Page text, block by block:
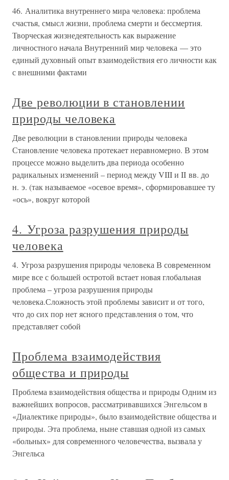
46. Аналитика внутреннего мира человека: проблема
счастья, смысл жизни, проблема смерти и бессмертия.
Творческая жизнедеятельность как выражение
личностного начала Внутренний мир человека — это
единый духовный опыт взаимодействия его личности как
с внешними фактами
Две революции в становлении
природы человека
Две революции в становлении природы человека
Становление человека протекает неравномерно. В этом
процессе можно выделить два периода особенно
радикальных изменений – период между VIII и II вв. до
н. э. (так называемое «осевое время», сформировавшее ту
«ось», вокруг которой
4. Угроза разрушения природы
человека
4. Угроза разрушения природы человека В современном
мире все с большей остротой встает новая глобальная
проблема – угроза разрушения природы
человека.Сложность этой проблемы зависит и от того,
что до сих пор нет ясного представления о том, что
представляет собой
Проблема взаимодействия
общества и природы
Проблема взаимодействия общества и природы Одним из
важнейших вопросов, рассматривавшихся Энгельсом в
«Диалектике природы», было взаимодействие общества и
природы. Эта проблема, ныне ставшая одной из самых
«больных» для современного человечества, вызвала у
Энгельса